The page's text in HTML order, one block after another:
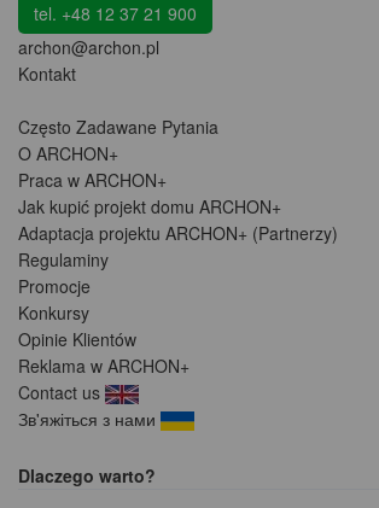
tel. +48 12 37 21 900
archon@archon.pl
Kontakt
Często Zadawane Pytania
O ARCHON+
Praca w ARCHON+
Jak kupić projekt domu ARCHON+
Adaptacja projektu ARCHON+ (Partnerzy)
Regulaminy
Promocje
Konkursy
Opinie Klientów
Reklama w ARCHON+
Contact us
Зв'яжіться з нами
Dlaczego warto?